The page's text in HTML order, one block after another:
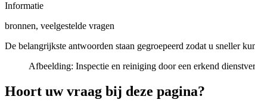
Informatie
bronnen, veelgestelde vragen
De belangrijkste antwoorden staan gegroepeerd zodat u sneller
Afbeelding: Inspectie en reiniging door een erkend
Hoort uw vraag bij deze pagina?